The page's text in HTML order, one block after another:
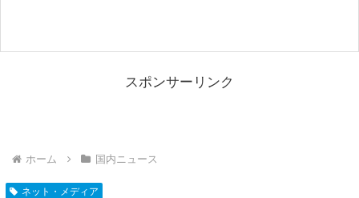
スポンサーリンク
ホーム 国内ニュース
ネット・メディア